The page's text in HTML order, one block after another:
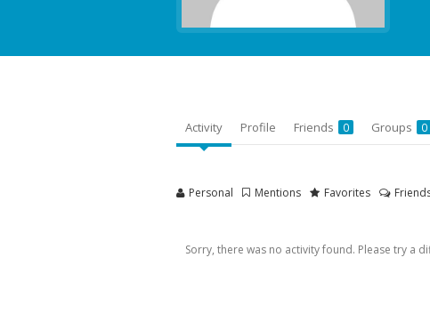
Activity Profile Friends 0 Groups 0
Personal Mentions Favorites
Sorry, there was no activity found. Please try a